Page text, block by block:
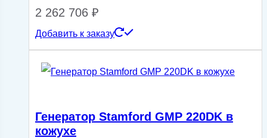
2 262 706 ₽
Добавить к заказу
Генератор Stamford GMP 220DK в
кожухе